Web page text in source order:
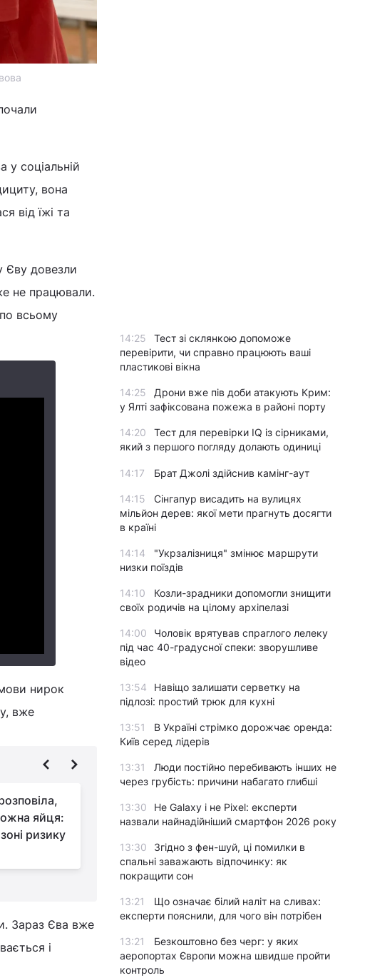
соціальній
вона
від їжі та
Єву довезли
не працювали.
всьому
нирок
вже
яйця:
ризику
Гепатит В і С може
спричинити більший
ніж пачка цигарок в день
Зараз Єва вже
і
14:25
Тест зі склянкою допоможе
перевірити, чи справно працюють ваші
пластикові вікна
14:25
Дрони вже пів доби атакують Крим:
у Ялті зафіксована пожежа в районі порту
14:20
Тест для перевірки IQ із сірниками,
який з першого погляду долають одиниці
14:17 Брат Джолі здійснив камінг-аут
14:15
Сінгапур висадить на вулицях
мільйон дерев: якої мети прагнуть досягти
в країні
14:14
"Укрзалізниця" змінює маршрути
низки поїздів
14:10
Козли-зрадники допомогли знищити
своїх родичів на цілому архіпелазі
14:00
Чоловік врятував спраглого лелеку
під час 40-градусної спеки: зворушливе
відео
13:54
Навіщо залишати серветку на
підлозі: простий трюк для кухні
13:51
В Україні стрімко дорожчає оренда:
Київ серед лідерів
13:31
Люди постійно перебивають інших не
через грубість: причини набагато глибші
13:30
Не Galaxy і не Pixel: експерти
назвали найнадійніший смартфон 2026 року
13:30
Згідно з фен-шуй, ці помилки в
спальні заважають відпочинку: як
покращити сон
13:21
Що означає білий наліт на сливах:
експерти пояснили, для чого він потрібен
13:21
Безкоштовно без черг: у яких
аеропортах Європи можна швидше пройти
контроль